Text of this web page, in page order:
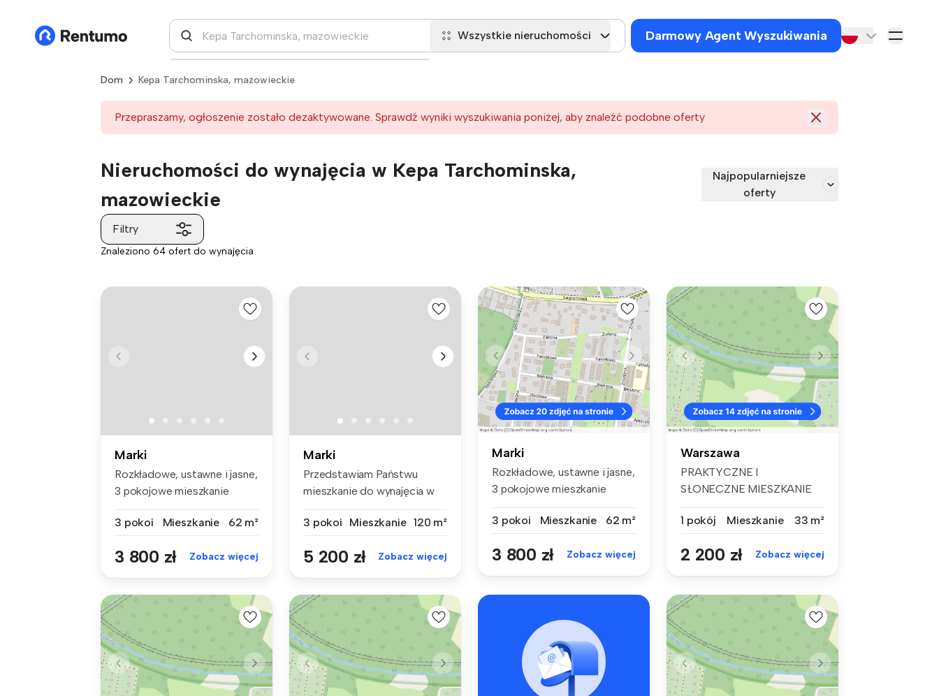
Wszystkie nieruchomości Darmowy Agent Wyszukiwania
Dom Kepa Tarchominska, mazowieckie
Przepraszamy, ogłoszenie zostało dezaktywowane. Sprawdź wyniki wyszukiwania poniżej, aby znaleźć podobne oferty
Nieruchomości do wynajęcia w Kepa Tarchominska,
mazowieckie
Najpopularniejsze
oferty
Filtry
Znaleziono 64 ofert do wynajęcia
Marki
Rozkładowe, ustawne i jasne,
3 pokojowe mieszkanie
3 pokoi
Mieszkanie 62 m²
3 800 zł Zobacz więcej
Marki
Przedstawiam Państwu
mieszkanie do wynajęcia w
3 pokoi
Mieszkanie 120 m²
5 200 zł Zobacz więcej
Marki
Rozkładowe, ustawne i jasne,
3 pokojowe mieszkanie
3 pokoi
Mieszkanie 62 m²
3 800 zł Zobacz więcej
Warszawa
PRAKTYCZNE I
SŁONECZNE MIESZKANIE
WYPOS...
1 pokój Mieszkanie 33 m²
2 200 zł Zobacz więcej